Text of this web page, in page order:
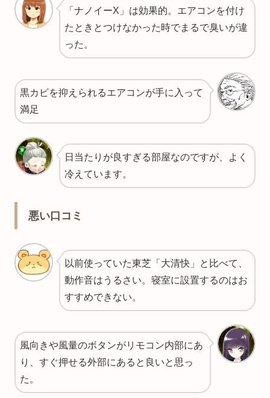
「ナノイーX」は効果的。エアコンを付け
たときとつけなかった時でまるで臭いが違
った。
黒カビを抑えられるエアコンが手に入って
満足
日当たりが良すぎる部屋なのですが、よく
冷えています。
悪い口コミ
以前使っていた東芝「大清快」と比べて、
動作音はうるさい。寝室に設置するのはお
すすめできない。
風向きや風量のボタンがリモコン内部にあ
り、すぐ押せる外部にあると良いと思っ
た。